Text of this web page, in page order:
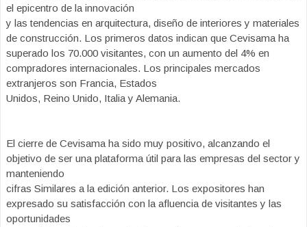
el epicentro de la innovación
y las tendencias en arquitectura, diseño de interiores y materiales
de construcción. Los primeros datos indican que Cevisama ha
superado los 70.000 visitantes, con un aumento del 4% en
compradores internacionales. Los principales mercados
extranjeros son Francia, Estados
Unidos, Reino Unido, Italia y Alemania.
El cierre de Cevisama ha sido muy positivo, alcanzando el
objetivo de ser una plataforma útil para las empresas del sector y
manteniendo
cifras Similares a la edición anterior. Los expositores han
expresado su satisfacción con la afluencia de visitantes y las
oportunidades